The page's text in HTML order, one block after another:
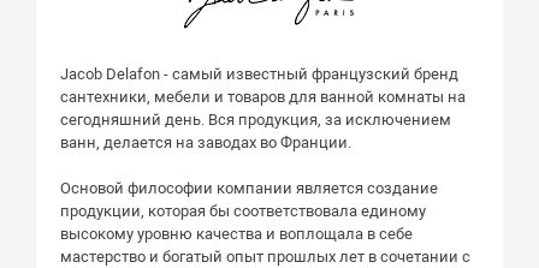
Jacob Delafon - самый известный французский бренд
сантехники, мебели и товаров для ванной комнаты на
сегодняшний день. Вся продукция, за исключением
ванн, делается на заводах во Франции.
Основой философии компании является создание
продукции, которая бы соответствовала единому
высокому уровню качества и воплощала в себе
мастерство и богатый опыт прошлых лет в сочетании с